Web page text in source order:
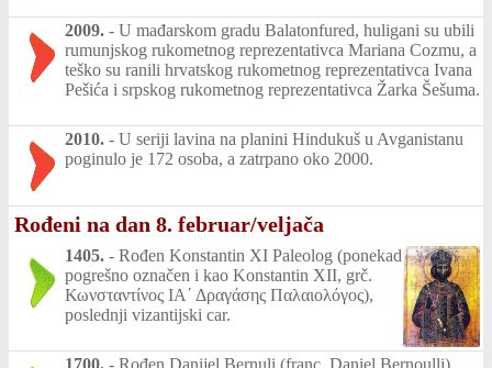
2009. - U mađarskom gradu Balatonfured, huligani su ubili
rumunjskog rukometnog reprezentativca Mariana Cozmu, a
teško su ranili hrvatskog rukometnog reprezentativca Ivana
Pešića i srpskog rukometnog reprezentativca Žarka Šešuma.
2010. - U seriji lavina na planini Hindukuš u Avganistanu
poginulo je 172 osoba, a zatrpano oko 2000.
Rođeni na dan 8. februar/veljača
1405. - Rođen Konstantin XI Paleolog (ponekad
pogrešno označen i kao Konstantin XII, grč.
Κωνσταντίνος ΙΑ΄ Δραγάσης Παλαιολόγος),
poslednji vizantijski car.